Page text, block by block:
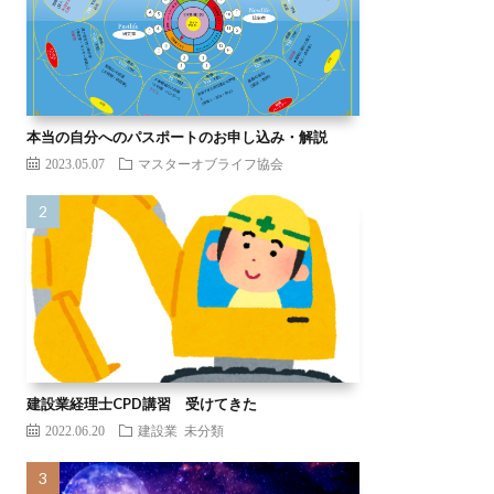
本当の自分へのパスポートのお申し込み・解説
2023.05.07 マスターオブライフ協会
建設業経理士CPD講習 受けてきた
2022.06.20 建設業 未分類